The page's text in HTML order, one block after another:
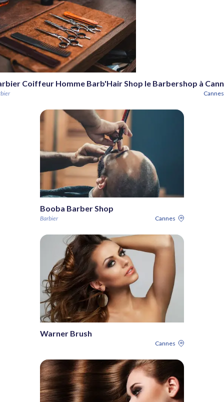
Coiffeur Homme Barb'Hair Shop le Barbershop à
Cannes
Booba Barber Shop
Barbier Cannes
Warner Brush
Cannes